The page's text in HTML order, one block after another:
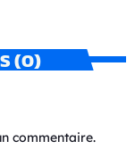
(0)
commentaire.